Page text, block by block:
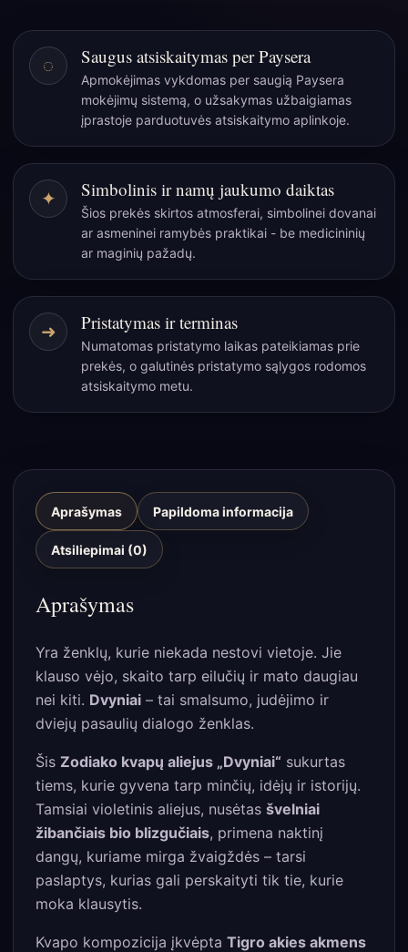
–
Tigro
akies
aromatas
(10
ml)
◌ Saugus atsiskaitymas per Paysera
Apmokėjimas vykdomas per saugią Paysera
mokėjimų sistemą, o užsakymas užbaigiamas
įprastoje parduotuvės atsiskaitymo aplinkoje.
✦ Simbolinis ir namų jaukumo daiktas
Šios prekės skirtos atmosferai, simbolinei dovanai
ar asmeninei ramybės praktikai - be medicininių
ar maginių pažadų.
➜ Pristatymas ir terminas
Numatomas pristatymo laikas pateikiamas prie
prekės, o galutinės pristatymo sąlygos rodomos
atsiskaitymo metu.
Aprašymas Papildoma informacija
Atsiliepimai (0)
Aprašymas
Yra ženklų, kurie niekada nestovi vietoje. Jie
klauso vėjo, skaito tarp eilučių ir mato daugiau
nei kiti. Dvyniai – tai smalsumo, judėjimo ir
dviejų pasaulių dialogo ženklas.
Šis Zodiako kvapų aliejus „Dvyniai“ sukurtas
tiems, kurie gyvena tarp minčių, idėjų ir istorijų.
Tamsiai violetinis aliejus, nusėtas švelniai
žibančiais bio blizgučiais, primena naktinį
dangų, kuriame mirga žvaigždės – tarsi
paslaptys, kurias gali perskaityti tik tie, kurie
moka klausytis.
Kvapo kompozicija įkvėpta Tigro akies akmens